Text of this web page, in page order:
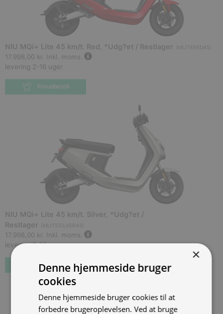
NIU MQi+ Lite 45 km/t. Red, *Udg?et / Restlager MLITERED45
17.998,00 kr. Inkl. moms.
levering 2-16 uger
Forudbestil
NIU MQi+ Lite 45 km/t. Silver, *Udg?et /
Restlager
MLITESILVER45
17.998,00 kr. Inkl. moms.
levering 2-16 uger
Forudbestil
×
Denne hjemmeside bruger
cookies
Denne hjemmeside bruger cookies til at
forbedre brugeroplevelsen. Ved at bruge